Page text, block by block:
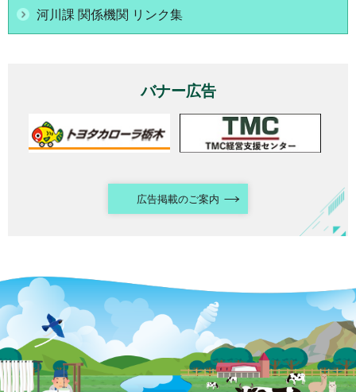
河川課 関係機関 リンク集
バナー広告
広告掲載のご案内